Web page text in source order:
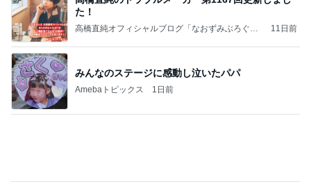
た！
高橋直純オフィシャルブログ「なおずみぶろぐ」
11日前
みんなのステージに感動し泣いたパパ
Amebaトピックス 1日前